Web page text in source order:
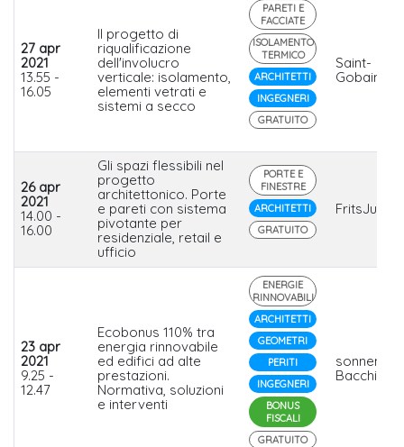
27 apr
2021
13.55 -
16.05
Il progetto di
riqualificazione
dell'involucro
verticale: isolamento,
elementi vetrati e
sistemi a secco
PARETI E
FACCIATE
ISOLAMENTO
TERMICO
ARCHITETTI
INGEGNERI
GRATUITO
Saint-
Gobain
26 apr
2021
14.00 -
16.00
Gli spazi flessibili nel
progetto
architettonico. Porte
e pareti con sistema
pivotante per
residenziale, retail e
ufficio
PORTE E
FINESTRE
ARCHITETTI
GRATUITO
23 apr
2021
9.25 -
12.47
Ecobonus 110% tra
energia rinnovabile
ed edifici ad alte
prestazioni.
Normativa, soluzioni
e interventi
ENERGIE
RINNOVABILI
ARCHITETTI
GEOMETRI
PERITI
INGEGNERI
BONUS
FISCALI
GRATUITO
sonnen,
Bacchi